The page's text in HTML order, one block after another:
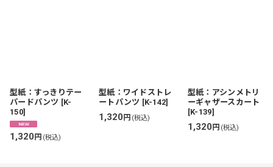
型紙：すっきりテー
パードパンツ [K-
150]
1,320円 (税込)
型紙：ワイドストレ
ートパンツ [K-142]
1,320円 (税込)
型紙：アシンメトリ
ーギャザースカート
[K-139]
1,320円 (税込)